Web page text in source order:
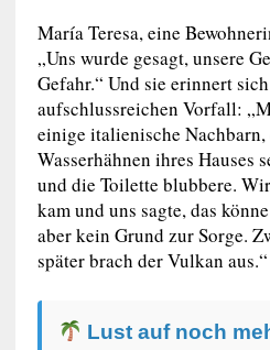
María Teresa, eine
„Uns wurde gesagt, unsere
Gefahr.“ Und sie erinnert
aufschlussreichen Vorfall:
einige italienische Nachbarn,
Wasserhähnen ihres Hauses
und die Toilette blubbere.
kam und uns sagte, das
aber kein Grund zur Sorge.
später brach der Vulkan aus.“
Lust auf noch